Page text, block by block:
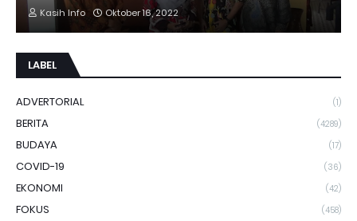
Kasih Info Oktober 16, 2022
LABEL
ADVERTORIAL (1)
BERITA (4289)
BUDAYA (17)
COVID-19 (36)
EKONOMI (42)
FOKUS (458)